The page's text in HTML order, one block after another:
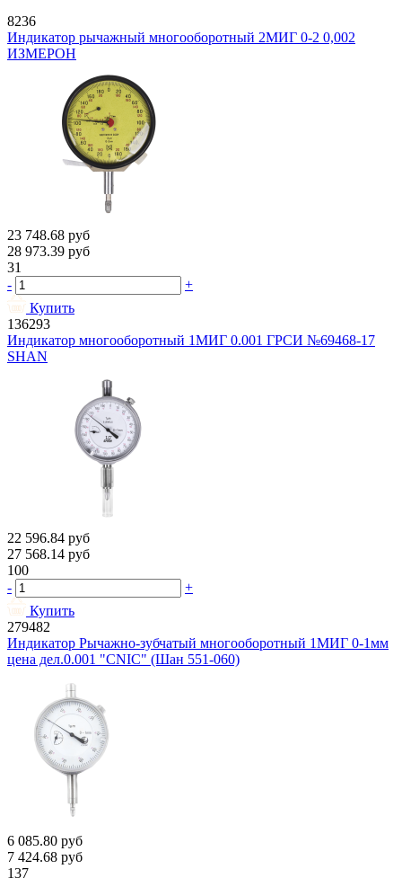
8236
Индикатор рычажный многооборотный 2МИГ 0-2 0,002
ИЗМЕРОН
23 748.68 руб
28 973.39 руб
31
-
+
Купить
136293
Индикатор многооборотный 1МИГ 0.001 ГРСИ №69468-17
SHAN
22 596.84 руб
27 568.14 руб
100
-
+
Купить
279482
Индикатор Рычажно-зубчатый многооборотный 1МИГ 0-1мм
цена дел.0.001 "CNIC" (Шан 551-060)
6 085.80 руб
7 424.68 руб
137